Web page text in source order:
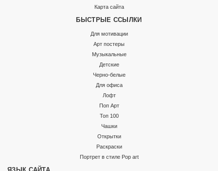
Карта сайта
БЫСТРЫЕ ССЫЛКИ
Для мотивации
Арт постеры
Музыкальные
Детские
Черно-белые
Для офиса
Лофт
Поп Арт
Топ 100
Чашки
Открытки
Раскраски
Портрет в стиле Pop art